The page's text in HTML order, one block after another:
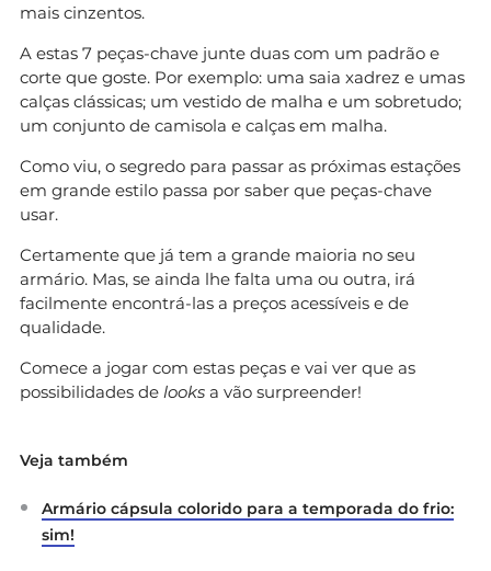
mais cinzentos.
A estas 7 peças-chave junte duas com um padrão e
corte que goste. Por exemplo: uma saia xadrez e umas
calças clássicas; um vestido de malha e um sobretudo;
um conjunto de camisola e calças em malha.
Como viu, o segredo para passar as próximas estações
em grande estilo passa por saber que peças-chave
usar.
Certamente que já tem a grande maioria no seu
armário. Mas, se ainda lhe falta uma ou outra, irá
facilmente encontrá-las a preços acessíveis e de
qualidade.
Comece a jogar com estas peças e vai ver que as
possibilidades de looks a vão surpreender!
Veja também
Armário cápsula colorido para a temporada do frio:
sim!